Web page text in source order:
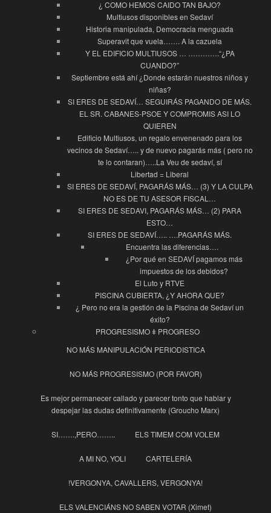
¿ COMO HEMOS CAIDO TAN BAJO?
Multiusos disponibles en Sedaví
Historia manipulada, Democracia menguada
Superavit que vuela……. A la cazuela
Y EL EDIFICIO MULTIUSOS … ………….“¿PA
CUANDO?”
Septiembre está ahí ¿Donde estarán nuestros niños y
niñas?
SI ERES DE SEDAVÍ… SEGUIRÁS PAGANDO DE MÁS.
EL SR. CABANES-PSOE Y COMPROMIS ASI LO
QUIEREN
Edificio Multiusos, un regalo envenenado para los
vecinos de Sedaví….. y de nuevo pagarás más ( pero no
te lo contaran)…..La Veu de sedaví, sí
Libertad = Liberal
SI ERES DE SEDAVÍ, PAGARÁS MÁS… (3) Y LA CULPA
NO ES DE TU ASESOR FISCAL…
SI ERES DE SEDAVI, PAGARÁS MÁS… (2) PARA
ESTO…
SI ERES DE SEDAVÍ….. ….PAGARÁS MÁS.
Encuentra las diferencias….
¿Por qué en SEDAVÍ pagamos más
impuestos de los debidos?
El Luto y RTVE
PISCINA CUBIERTA, ¿Y AHORA QUE?
¿ Pero no era la gestión de la Piscina de Sedaví un
éxito?
PROGRESISMO ǂ PROGRESO
NO MÁS MANIPULACIÓN PERIODISTICA
NO MÁS PROGRESISMO (POR FAVOR)
Es mejor permanecer callado y parecer tonto que hablar y
despejar las dudas definitivamente (Groucho Marx)
SI…….,PERO…….. ELS TIMEM COM VOLEM
A MI NO, YOLI CARTELERÍA
!VERGONYA, CAVALLERS, VERGONYA!
ELS VALENCIÁNS NO SABEN VOTAR (Ximet)